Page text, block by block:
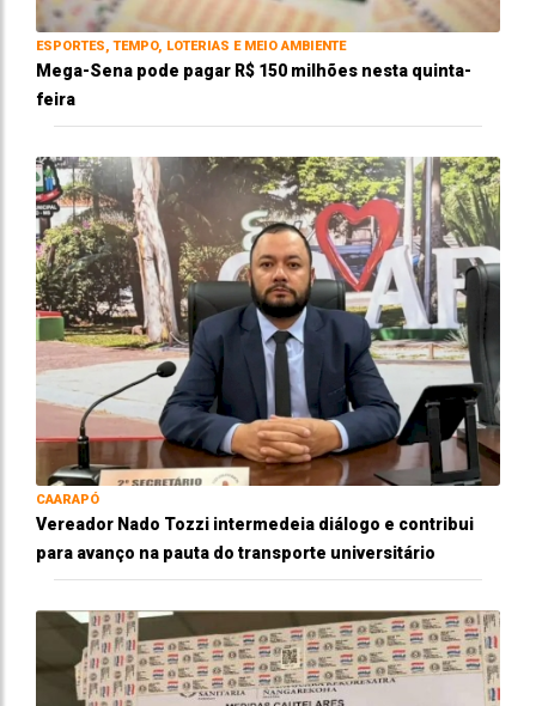
ESPORTES, TEMPO, LOTERIAS E MEIO AMBIENTE
Mega-Sena pode pagar R$ 150 milhões nesta quinta-
feira
CAARAPÓ
Vereador Nado Tozzi intermedeia diálogo e contribui
para avanço na pauta do transporte universitário